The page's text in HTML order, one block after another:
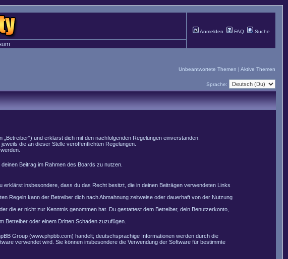
Anmelden FAQ Suche
Unbeantwortete Themen | Aktive Themen
Sprache:
und erklärst dich mit den nachfolgenden Regelungen einverstanden.
die an dieser Stelle veröffentlichten Regelungen.
Beitrag im Rahmen des Boards zu nutzen.
insbesondere, dass du das Recht besitzt, die in deinen Beiträgen verwendeten Links
Regeln kann der Betreiber dich nach Abmahnung zeitweise oder dauerhaft von der Nutzung
die er nicht zur Kenntnis genommen hat. Du gestattest dem Betreiber, dein Benutzerkonto,
Betreiber oder einem Dritten Schaden zuzufügen.
Group (www.phpbb.com) handelt; deutschsprachige Informationen werden durch die
verwendet wird. Sie können insbesondere die Verwendung der Software für bestimmte